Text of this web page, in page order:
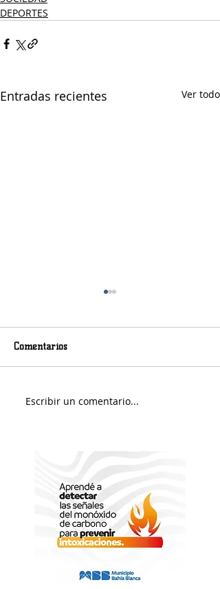
DEPORTES
Entradas recientes Ver todo
Viernes nuboso
Comentarios
Escribir un comentario...